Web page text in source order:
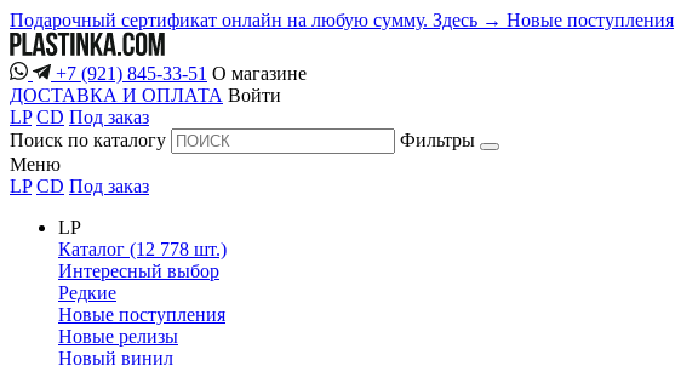
Подарочный сертификат онлайн на любую сумму. Здесь → Новые поступления
+7 (921) 845-33-51 О магазине
ДОСТАВКА И ОПЛАТА Войти
LP CD Под заказ
Поиск по каталогу
Фильтры
Меню
LP CD Под заказ
LP
Каталог (12 778 шт.)
Интересный выбор
Редкие
Новые поступления
Новые релизы
Новый винил